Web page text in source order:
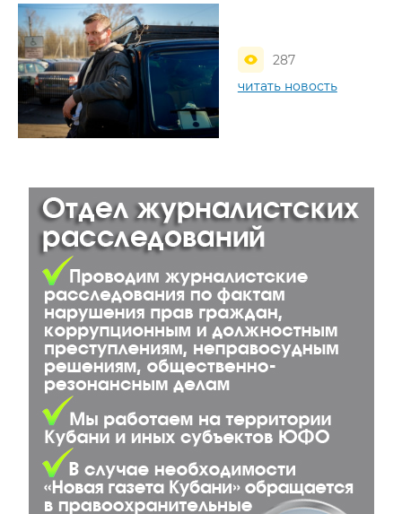
287
читать новость